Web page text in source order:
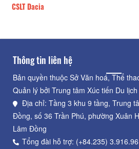
CSLT Dacia
Thông tin liên hệ
Bản quyền thuộc Sở Văn hoá, Thể
Quản lý bởi Trung tâm Xúc tiến Du
Địa chỉ: Tầng 3 khu 9 tầng, Trung
Đồng, số 36 Trần Phú, phường Xuân
Lâm Đồng
Tổng đài hỗ trợ: (+84.235)